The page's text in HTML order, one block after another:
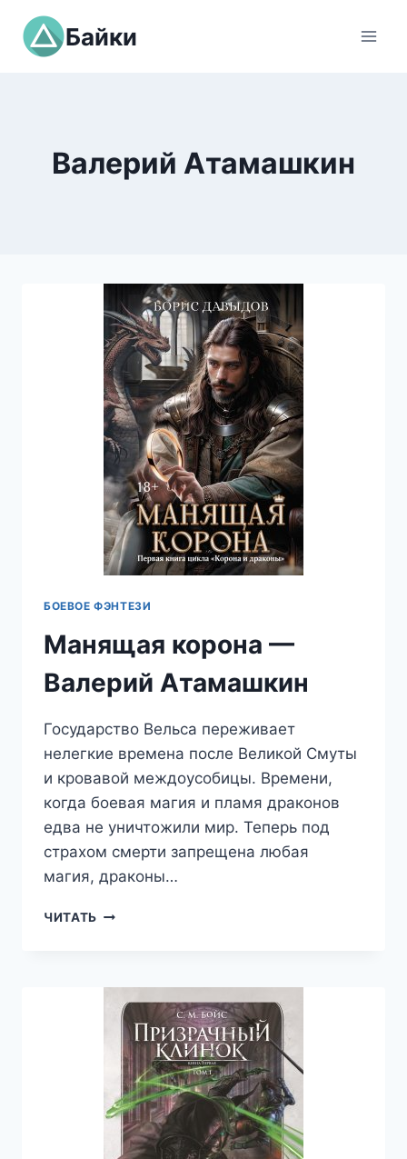
Перейти
содержимому
Байки
Валерий Атамашкин
БОЕВОЕ ФЭНТЕЗИ
Манящая корона —
Валерий Атамашкин
Государство Вельса переживает
нелегкие времена после Великой Смуты
и кровавой междоусобицы. Времени,
когда боевая магия и пламя драконов
едва не уничтожили мир. Теперь под
страхом смерти запрещена любая
магия, драконы…
ЧИТАТЬ МАНЯЩАЯ
АТАМАШКИН